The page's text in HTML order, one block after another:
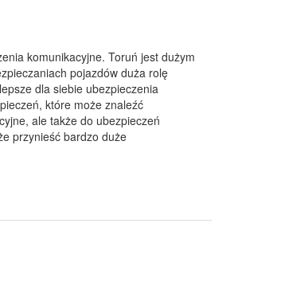
komunikacyjne. Toruń jest dużym
pojazdów duża rolę
dla siebie ubezpieczenia
które może znaleźć
ale także do ubezpieczeń
przynieść bardzo duże